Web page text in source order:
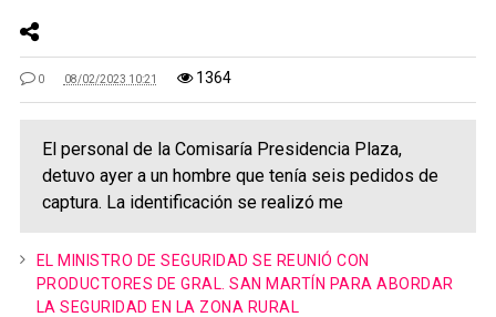
0 08/02/2023 10:21 1364
El personal de la Comisaría Presidencia Plaza,
detuvo ayer a un hombre que tenía seis pedidos de
captura. La identificación se realizó me
EL MINISTRO DE SEGURIDAD SE REUNIÓ CON
PRODUCTORES DE GRAL. SAN MARTÍN PARA ABORDAR
LA SEGURIDAD EN LA ZONA RURAL